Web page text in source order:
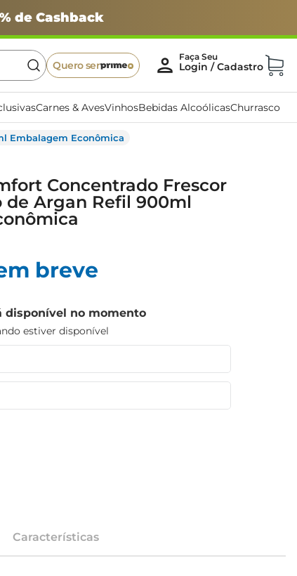
de Cashback
Quero ser
Carnes & AvesVinhosBebidas AlcoólicasChurrasco
Embalagem Econômica
Concentrado Frescor
de Argan Refil 900ml
breve
disponível no momento
estiver disponível
Características